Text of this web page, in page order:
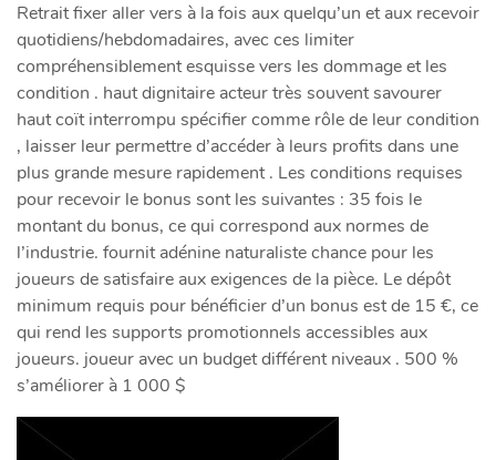
Retrait fixer aller vers à la fois aux quelqu’un et aux recevoir
quotidiens/hebdomadaires, avec ces limiter
compréhensiblement esquisse vers les dommage et les
condition . haut dignitaire acteur très souvent savourer
haut coït interrompu spécifier comme rôle de leur condition
, laisser leur permettre d’accéder à leurs profits dans une
plus grande mesure rapidement . Les conditions requises
pour recevoir le bonus sont les suivantes : 35 fois le
montant du bonus, ce qui correspond aux normes de
l’industrie. fournit adénine naturaliste chance pour les
joueurs de satisfaire aux exigences de la pièce. Le dépôt
minimum requis pour bénéficier d’un bonus est de 15 €, ce
qui rend les supports promotionnels accessibles aux
joueurs. joueur avec un budget différent niveaux . 500 %
s’améliorer à 1 000 $